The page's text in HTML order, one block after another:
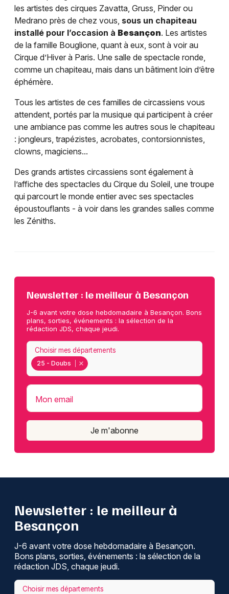
les artistes des cirques Zavatta, Gruss, Pinder ou
Medrano près de chez vous, sous un chapiteau
installé pour l’occasion à Besançon. Les artistes
de la famille Bouglione, quant à eux, sont à voir au
Cirque d’Hiver à Paris. Une salle de spectacle ronde,
comme un chapiteau, mais dans un bâtiment loin d’être
éphémère.
Tous les artistes de ces familles de circassiens vous
attendent, portés par la musique qui participent à créer
une ambiance pas comme les autres sous le chapiteau
: jongleurs, trapézistes, acrobates, contorsionnistes,
clowns, magiciens...
Des grands artistes circassiens sont également à
l’affiche des spectacles du Cirque du Soleil, une troupe
qui parcourt le monde entier avec ses spectacles
époustouflants - à voir dans les grandes salles comme
les Zéniths.
Newsletter : le meilleur à Besançon
J-6 avant votre dose hebdomadaire à Besançon. Bons
plans, sorties, événements : la sélection de la
rédaction JDS, chaque jeudi.
25 - Doubs
Choisir mes départements
Mon email
Je m'abonne
Newsletter : le meilleur à
Besançon
J-6 avant votre dose hebdomadaire à Besançon.
Bons plans, sorties, événements : la sélection de la
rédaction JDS, chaque jeudi.
Choisir mes départements